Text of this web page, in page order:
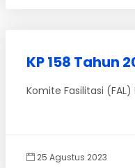
KP 158 Tahun
Komite Fasilitasi
25 Agustus 2023